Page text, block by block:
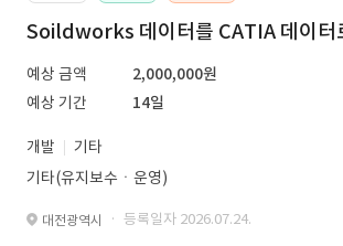
Soildworks 데이터를 CATIA 데이터
예상 금액
2,000,000원
예상 기간
14일
개발
기타
기타(유지보수ㆍ운영)
대전광역시 · 등록일자 2026.07.24.